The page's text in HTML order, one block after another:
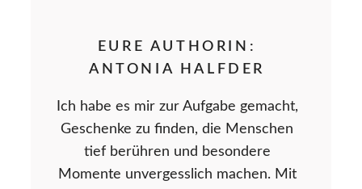
EURE AUTHORIN:
ANTONIA HALFDER
Ich habe es mir zur Aufgabe gemacht,
Geschenke zu finden, die Menschen
tief berühren und besondere
Momente unvergesslich machen. Mit